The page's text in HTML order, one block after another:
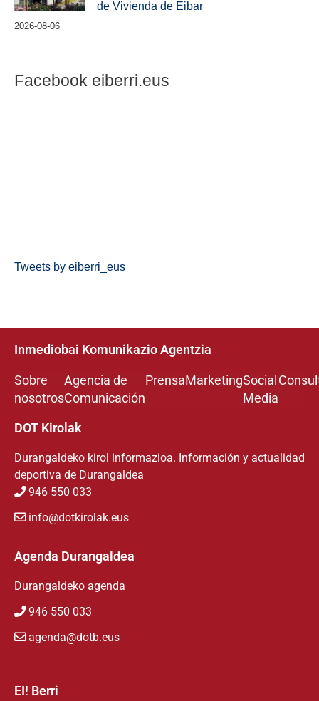
de Vivienda de Eibar
2026-08-06
Facebook eiberri.eus
Tweets by eiberri_eus
Inmediobai Komunikazio Agentzia
Sobre
nosotros
Agencia de
Comunicación
PrensaMarketingSocial
Media
DOT Kirolak
Durangaldeko kirol informazioa. Información y actualidad
deportiva de Durangaldea
946 550 033
info@dotkirolak.eus
Agenda Durangaldea
Durangaldeko agenda
946 550 033
agenda@dotb.eus
EI! Berri